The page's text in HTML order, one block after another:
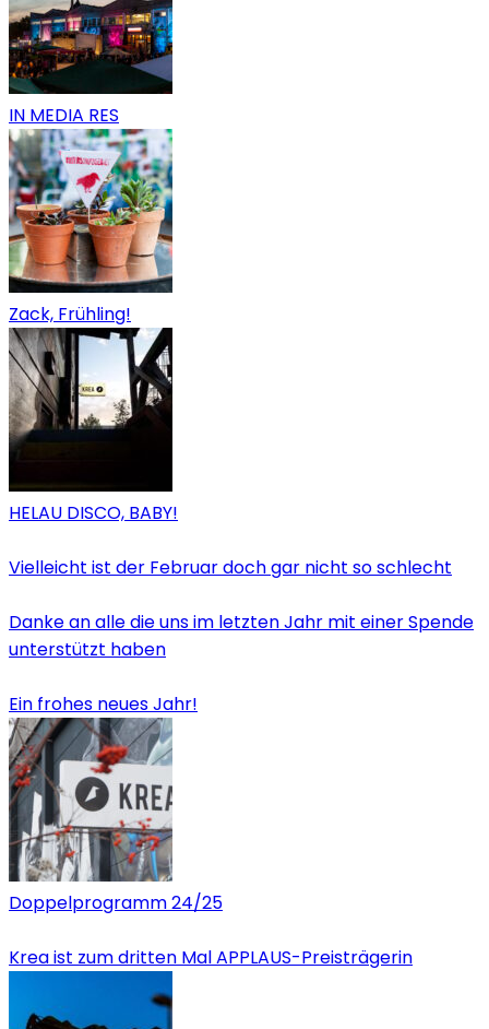
IN MEDIA RES
Zack, Frühling!
HELAU DISCO, BABY!
Vielleicht ist der Februar doch gar nicht so schlecht
Danke an alle die uns im letzten Jahr mit einer Spende
unterstützt haben
Ein frohes neues Jahr!
Doppelprogramm 24/25
Krea ist zum dritten Mal APPLAUS-Preisträgerin